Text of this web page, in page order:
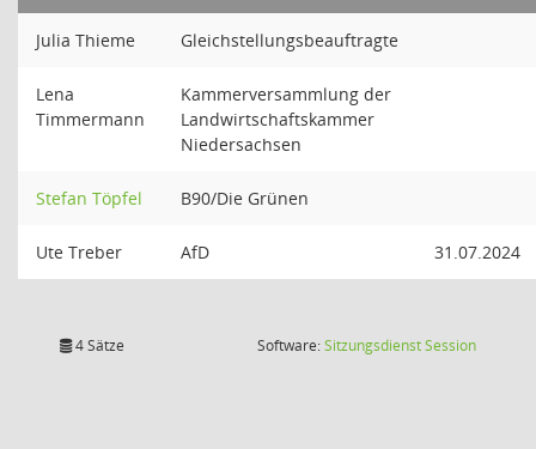
Julia Thieme Gleichstellungsbeauftragte
Lena
Timmermann
Kammerversammlung der
Landwirtschaftskammer
Niedersachsen
Stefan Töpfel B90/Die Grünen
Ute Treber AfD 31.07.2024
4 Sätze Software:SitzungsdienstSession(Wird in